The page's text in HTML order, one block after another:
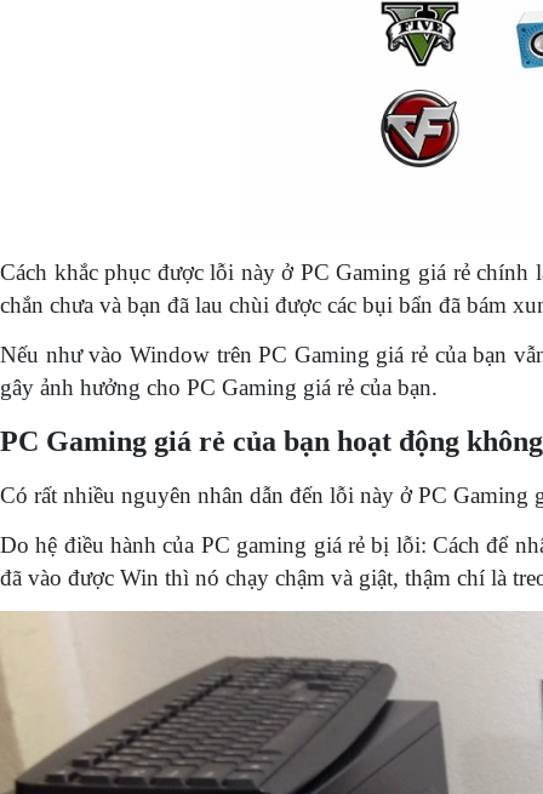
Cách khắc phục được lỗi này ở PC Gaming giá rẻ
chắn chưa và bạn đã lau chùi được các bụi bẩn đã bám
Nếu như vào Window trên PC Gaming giá rẻ của bạn
gây ảnh hưởng cho PC Gaming giá rẻ của bạn.
PC Gaming giá rẻ của bạn hoạt động
Có rất nhiều nguyên nhân dẫn đến lỗi này ở PC
Do hệ điều hành của PC gaming giá rẻ bị lỗi: Cách để
đã vào được Win thì nó chạy chậm và giật, thậm chí là